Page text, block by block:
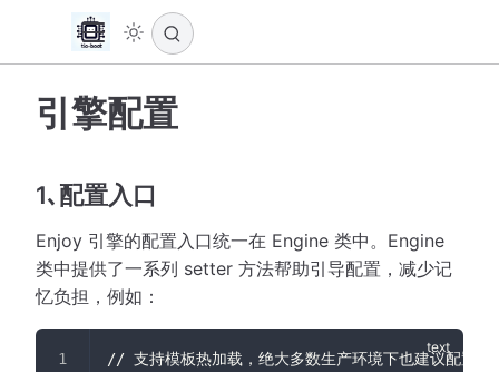
引擎配置
1､配置入口
Enjoy 引擎的配置入口统一在 Engine 类中。Engine
类中提供了一系列 setter 方法帮助引导配置，减少记
忆负担，例如：
// 支持模板热加载，绝大多数生产环境下也建议配置